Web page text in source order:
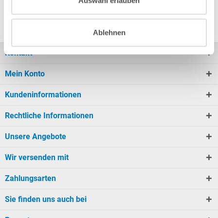
Ablehnen
Kontakt
Mein Konto
Kundeninformationen
Rechtliche Informationen
Unsere Angebote
Wir versenden mit
Zahlungsarten
Sie finden uns auch bei